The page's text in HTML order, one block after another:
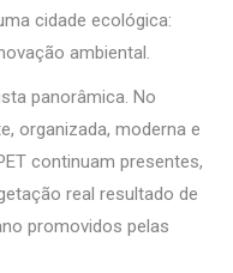
cidade ecológica:
ambiental.
panorâmica. No
organizada, moderna e
continuam presentes,
real resultado de
promovidos pelas